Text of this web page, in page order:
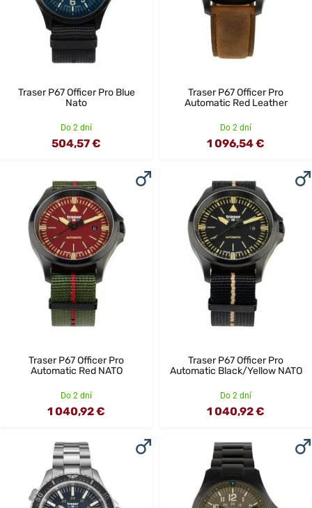
Traser P67 Officer Pro Blue
Nato
Do 2 dní
504,57 €
Traser P67 Officer Pro
Automatic Red Leather
Do 2 dní
1 096,54 €
Traser P67 Officer Pro
Automatic Red NATO
Do 2 dní
1 040,92 €
Traser P67 Officer Pro
Automatic Black/Yellow NATO
Do 2 dní
1 040,92 €